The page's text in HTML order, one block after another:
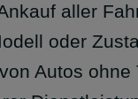
aller
oder
Autos ohne